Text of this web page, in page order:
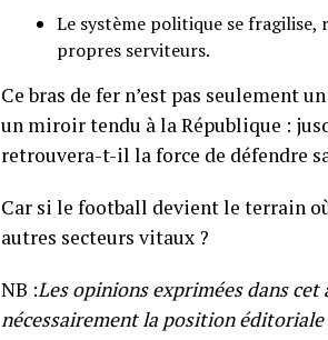
Le système politique se
propres serviteurs.
Ce bras de fer n’est pas seulement
un miroir tendu à la République :
retrouvera-t-il la force de défendre
Car si le football devient le terrain
autres secteurs vitaux ?
NB :Les opinions exprimées dans
nécessairement la position éditoriale